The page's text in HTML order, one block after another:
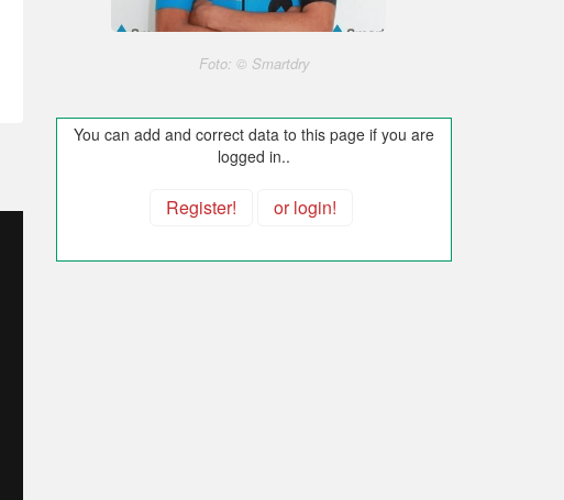
Foto: © Smartdry
You can add and correct data to this page if you are
logged in..
Register! or login!